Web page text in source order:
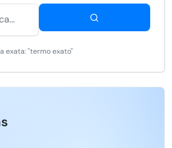
exata: "termo exato"